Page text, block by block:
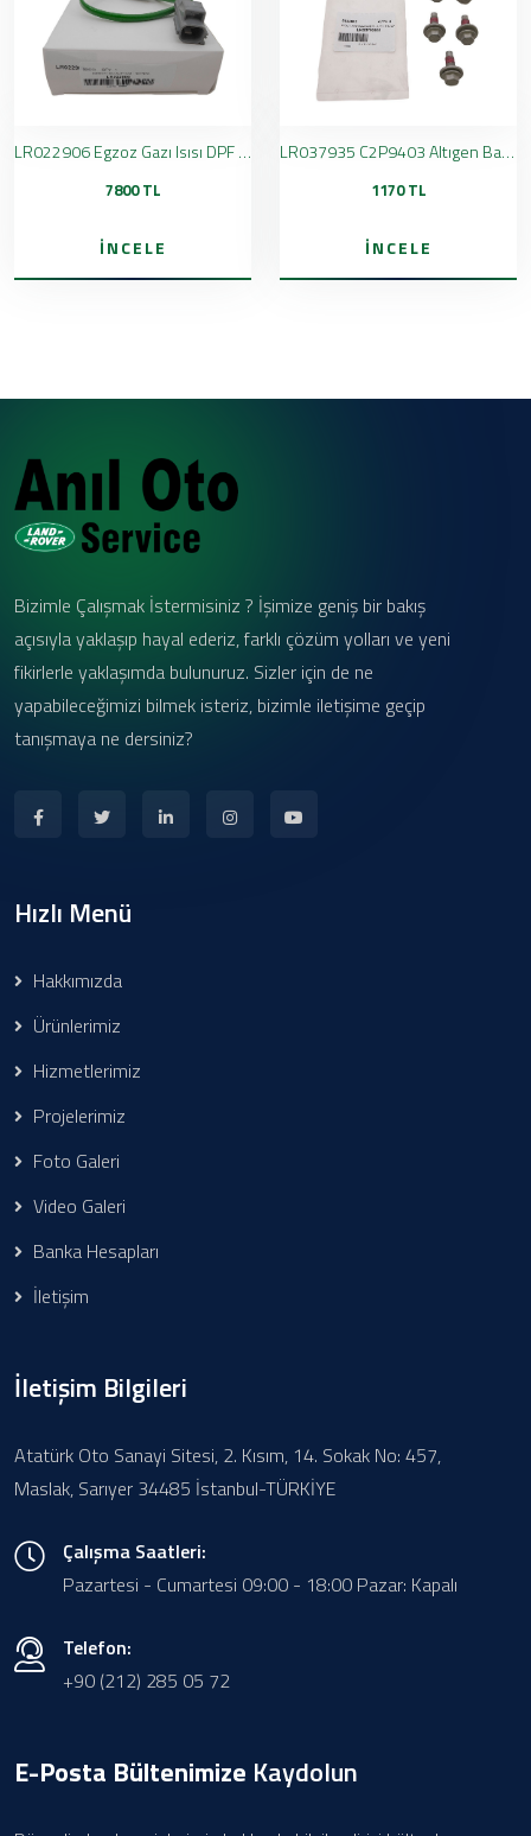
LR022906 Egzoz Gazı Isısı DPF Sensörü
7800 TL
İNCELE
LR037935 C2P9403 Altıgen Başlı Civata M10x25
1170 TL
İNCELE
Bizimle Çalışmak İstermisiniz ? İşimize geniş bir bakış
açısıyla yaklaşıp hayal ederiz, farklı çözüm yolları ve yeni
fikirlerle yaklaşımda bulunuruz. Sizler için de ne
yapabileceğimizi bilmek isteriz, bizimle iletişime geçip
tanışmaya ne dersiniz?
Hızlı Menü
Hakkımızda
Ürünlerimiz
Hizmetlerimiz
Projelerimiz
Foto Galeri
Video Galeri
Banka Hesapları
İletişim
İletişim Bilgileri
Atatürk Oto Sanayi Sitesi, 2. Kısım, 14. Sokak No: 457,
Maslak, Sarıyer 34485 İstanbul-TÜRKİYE
Çalışma Saatleri:
Pazartesi - Cumartesi 09:00 - 18:00 Pazar: Kapalı
Telefon:
+90 (212) 285 05 72
E-Posta Bültenimize Kaydolun